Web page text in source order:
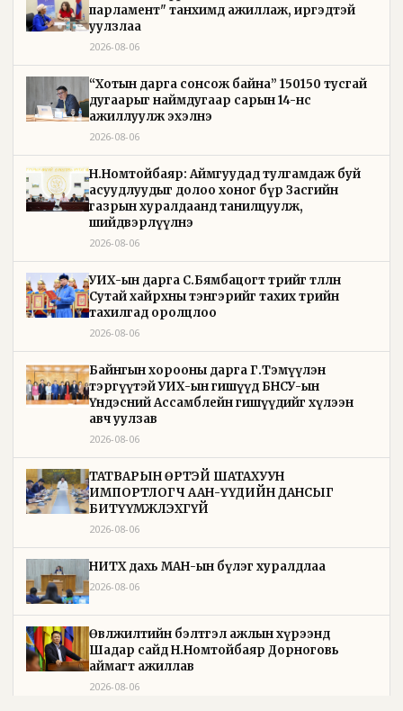
парламент" танхимд ажиллаж, иргэдтэй
уулзлаа
2026-08-06
“Хотын дарга сонсож байна” 150150 тусгай
дугаарыг наймдугаар сарын 14-нөөс
ажиллуулж эхэлнэ
2026-08-06
Н.Номтойбаяр: Аймгуудад тулгамдаж буй
асуудлуудыг долоо хоног бүр Засгийн
газрын хуралдаанд танилцуулж,
шийдвэрлүүлнэ
2026-08-06
УИХ-ын дарга С.Бямбацогт төрийг төлөөлөн
Сутай хайрхны тэнгэрийг тахих төрийн
тахилгад оролцлоо
2026-08-06
Байнгын хорооны дарга Г.Тэмүүлэн
тэргүүтэй УИХ-ын гишүүд БНСУ-ын
Үндэсний Ассамблейн гишүүдийг хүлээн
авч уулзав
2026-08-06
ТАТВАРЫН ӨРТЭЙ ШАТАХУУН
ИМПОРТЛОГЧ ААН-ҮҮДИЙН ДАНСЫГ
БИТҮҮМЖЛЭХГҮЙ
2026-08-06
НИТХ дахь МАН-ын бүлэг хуралдлаа
2026-08-06
Өвөлжилтийн бэлтгэл ажлын хүрээнд
Шадар сайд Н.Номтойбаяр Дорноговь
аймагт ажиллав
2026-08-06